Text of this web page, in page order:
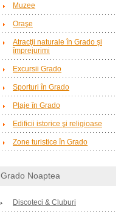
Muzee
Oraşe
Atracţii naturale în Grado şi
împrejurimi
Excursii Grado
Sporturi în Grado
Plaje în Grado
Edificii istorice şi religioase
Zone turistice în Grado
Grado Noaptea
Discoteci & Cluburi